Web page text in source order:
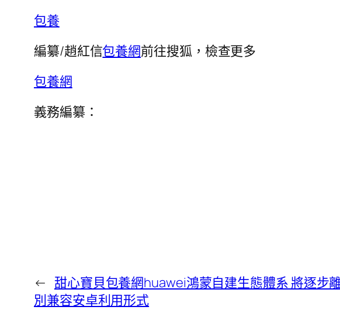
包養
編纂/趙紅信包養網前往搜狐，檢查更多
包養網
義務編纂：
← 甜心寶貝包養網huawei鴻蒙自建生態體系 將逐步
別兼容安卓利用形式